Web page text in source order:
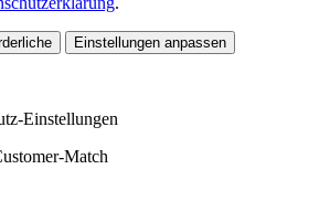
Einstellungen anpassen
Einstellungen
Match